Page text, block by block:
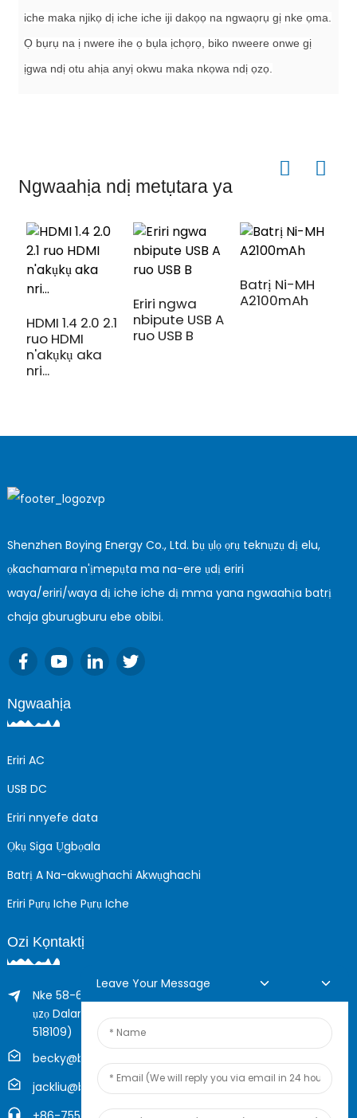
iche maka njikọ dị iche iche iji dakọọ na ngwaọrụ gị nke ọma.
Ọ bụrụ na ị nwere ihe ọ bụla ịchọrọ, biko nweere onwe gị
ịgwa ndị otu ahịa anyị okwu maka nkọwa ndị ọzọ.
Ngwaahịa ndị metụtara ya
HDMI 1.4 2.0 2.1
ruo HDMI
n'akụkụ aka
nri...
Eriri ngwa
nbipute USB A
ruo USB B
Batrị Ni-MH
A2100mAh
Shenzhen Boying Energy Co., Ltd. bụ ụlọ ọrụ teknụzụ dị elu,
ọkachamara n'ịmepụta ma na-ere ụdị eriri
waya/eriri/waya dị iche iche dị mma yana ngwaahịa batrị
chaja gburugburu ebe obibi.
Ngwaahịa
Eriri AC
USB DC
Eriri nnyefe data
Ọkụ Siga Ụgbọala
Batrị A Na-akwụghachi Akwụghachi
Eriri Pụrụ Iche Pụrụ Iche
Ozi Kọntaktị
Nke 58-61 Ụlọ Longxing, Nke 205 Ụzọ Huarong, Okporo
ụzọ Dalang, Mpaghara Longhua, Shenzhen, China (Zip,
518109)
becky@boyingcable.com
jackliu@boyingcable.com
Leave Your Message